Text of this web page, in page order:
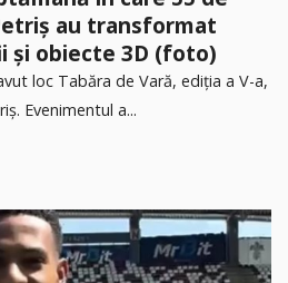
au transformat
și obiecte 3D (foto)
loc Tabăra de Vară, ediția a V-a,
Evenimentul a...